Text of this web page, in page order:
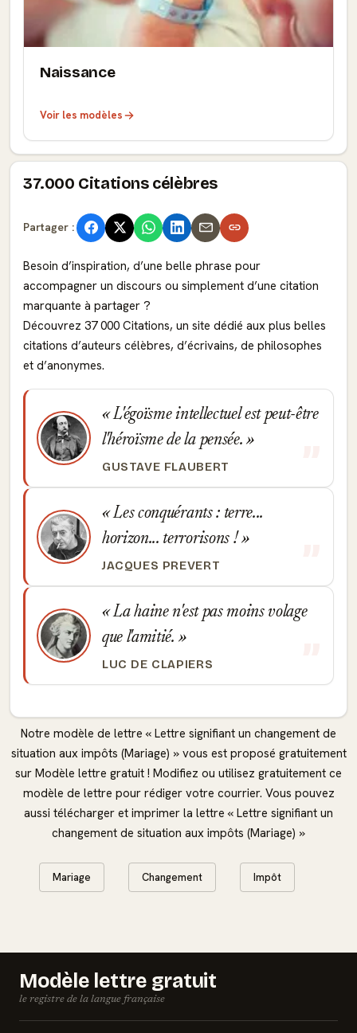
Naissance
Voir les modèles
37.000 Citations célèbres
Partager :
Besoin d’inspiration, d’une belle phrase pour
accompagner un discours ou simplement d’une citation
marquante à partager ?
Découvrez 37 000 Citations, un site dédié aux plus belles
citations d’auteurs célèbres, d’écrivains, de philosophes
et d’anonymes.
L'égoïsme intellectuel est peut-être
l'héroïsme de la pensée.
GUSTAVE FLAUBERT
Les conquérants : terre...
horizon... terrorisons !
JACQUES PREVERT
La haine n'est pas moins volage
que l'amitié.
LUC DE CLAPIERS
Notre modèle de lettre « Lettre signifiant un changement de
situation aux impôts (Mariage) » vous est proposé gratuitement
sur Modèle lettre gratuit ! Modifiez ou utilisez gratuitement ce
modèle de lettre pour rédiger votre courrier. Vous pouvez
aussi télécharger et imprimer la lettre « Lettre signifiant un
changement de situation aux impôts (Mariage) »
Mariage Changement Impôt
Modèle lettre gratuit
le registre de la langue française